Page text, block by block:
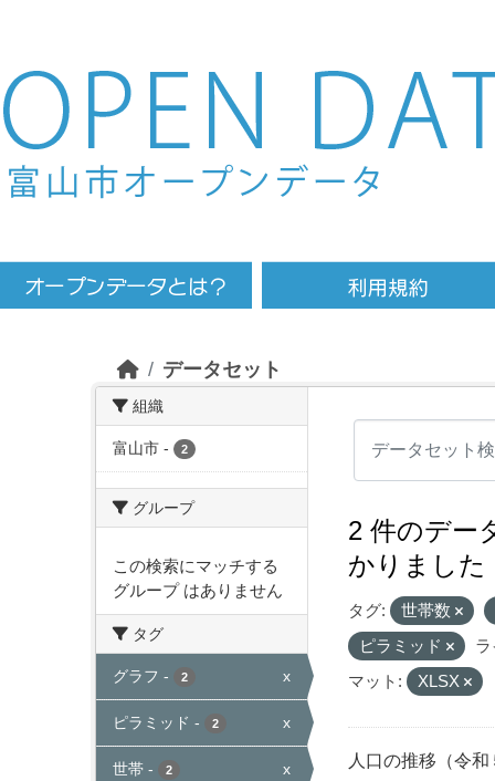
Skip to main content
データセット
組織
富山市 - 2
グループ
この検索にマッチする
グループ はありません
タグ
グラフ - 2 x
ピラミッド - 2 x
世帯 - 2 x
2 件のデー
かりました
タグ: 世帯数
ピラミッド
マット:
XLSX
人口の推移（令和